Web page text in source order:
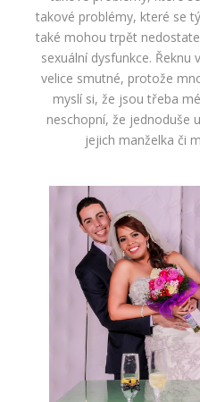
takové problémy, které se
také mohou trpět
sexuální dysfunkce.
velice smutné, protože
myslí si, že jsou třeba
neschopní, že jednoduše
jejich manželka či